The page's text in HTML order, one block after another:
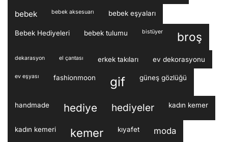
bebek bebek aksesuarı bebek eşyaları
Bebek Hediyeleri bebek tulumu bistüyer broş
dekarasyon el çantası erkek takıları ev dekorasyonu
ev eşyası fashionmoon gif güneş gözlüğü
handmade hediye hediyeler kadın kemer
kadın kemeri kemer kıyafet moda